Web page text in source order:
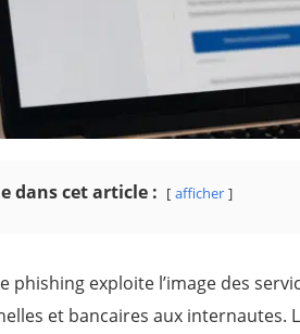
dans cet article : afficher
phishing exploite l’image des
et bancaires aux internautes.